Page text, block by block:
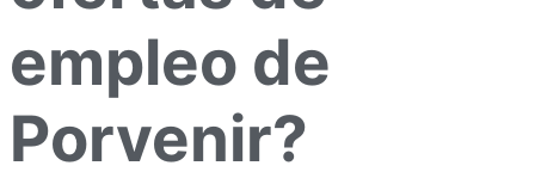
empleo de
Porvenir?